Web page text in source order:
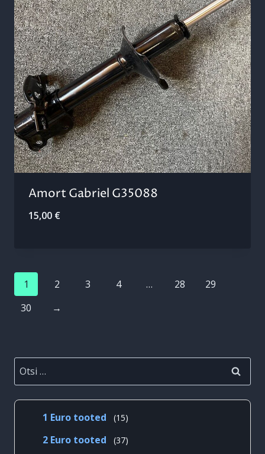
Amort Gabriel G35088
15,00 €
1 2 3 4 … 28
29
30
→
Otsi:
1 Euro tooted 1515
2 Euro tooted 3737